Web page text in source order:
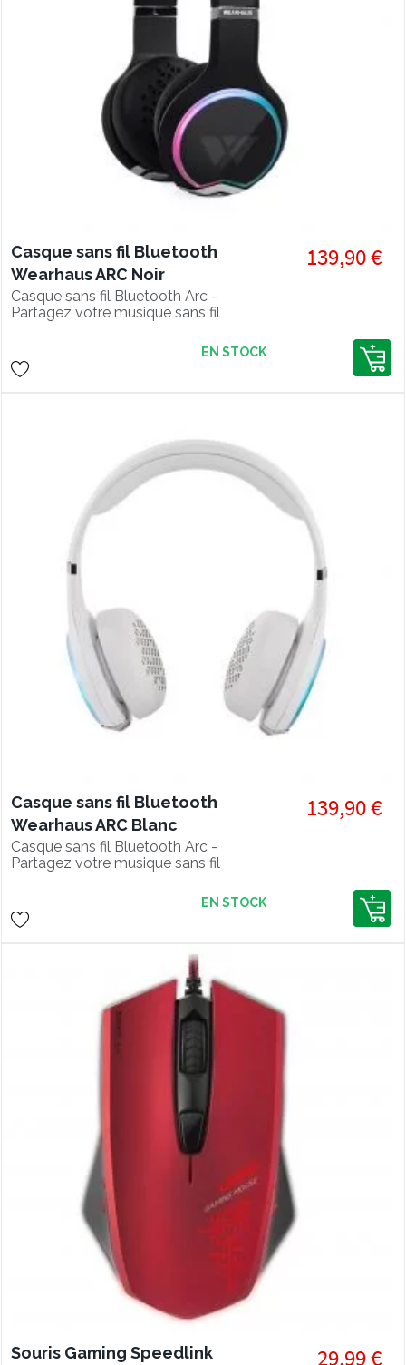
Casque sans fil Bluetooth
Wearhaus ARC Noir
Casque sans fil Bluetooth Arc -
Partagez votre musique sans fil
139,90 €
EN STOCK
Casque sans fil Bluetooth
Wearhaus ARC Blanc
Casque sans fil Bluetooth Arc -
Partagez votre musique sans fil
139,90 €
EN STOCK
Souris Gaming Speedlink 29,99 €